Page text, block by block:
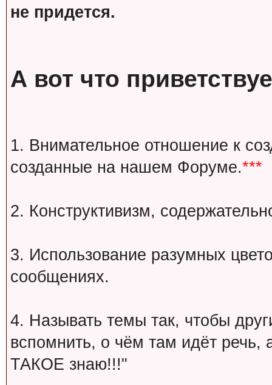
не придется.
А вот что
1. Внимательное отношение к
созданные на нашем Форуме.***
2. Конструктивизм,
3. Использование разумных
сообщениях.
4. Называть темы так, чтобы
вспомнить, о чём там идёт речь,
ТАКОЕ знаю!!!"